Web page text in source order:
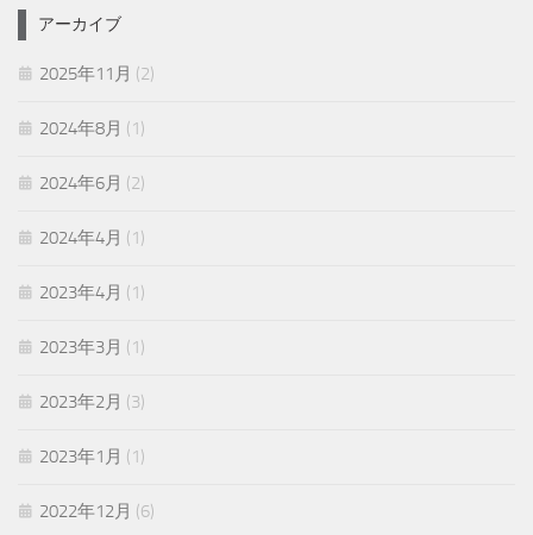
アーカイブ
2025年11月 (2)
2024年8月 (1)
2024年6月 (2)
2024年4月 (1)
2023年4月 (1)
2023年3月 (1)
2023年2月 (3)
2023年1月 (1)
2022年12月 (6)